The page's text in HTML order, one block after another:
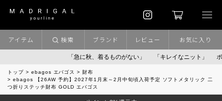
「急に秋、着るものがない」 「キレイなニット」 ポイント9
アイテム 検索 ブランド レビュー お気に入り
トップ ebagos エバゴス
財布
ebagos 【26AW 予約】2027年1月末～2月中旬頃入荷予定 ソフトメタリック 二
つ折りステッチ財布 GOLD エバゴス